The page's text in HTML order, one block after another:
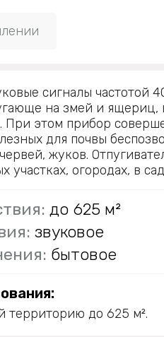
сигналы частотой
на змей и ящериц,
При этом прибор
для почвы
жуков.
участках, огородах, в
до 625 м²
звуковое
бытовое
территорию до 625 м².